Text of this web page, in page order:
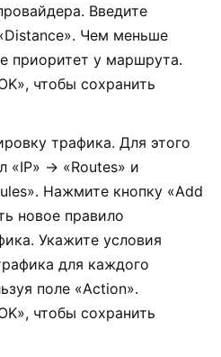
Введите
Чем меньше
приоритет у маршрута.
чтобы сохранить
трафика. Для этого
«IP» -> «Routes» и
Нажмите кнопку «Add
новое правило
Укажите условия
для каждого
поле «Action».
чтобы сохранить